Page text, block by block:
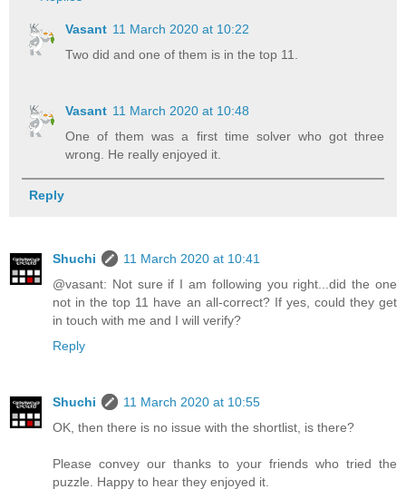
Vasant 11 March 2020 at 10:22
Two did and one of them is in the top 11.
Vasant 11 March 2020 at 10:48
One of them was a first time solver who got three
wrong. He really enjoyed it.
Reply
Shuchi
11 March 2020 at 10:41
@vasant: Not sure if I am following you right...did the one
not in the top 11 have an all-correct? If yes, could they get
in touch with me and I will verify?
Reply
Shuchi
11 March 2020 at 10:55
OK, then there is no issue with the shortlist, is there?
Please convey our thanks to your friends who tried the
puzzle. Happy to hear they enjoyed it.